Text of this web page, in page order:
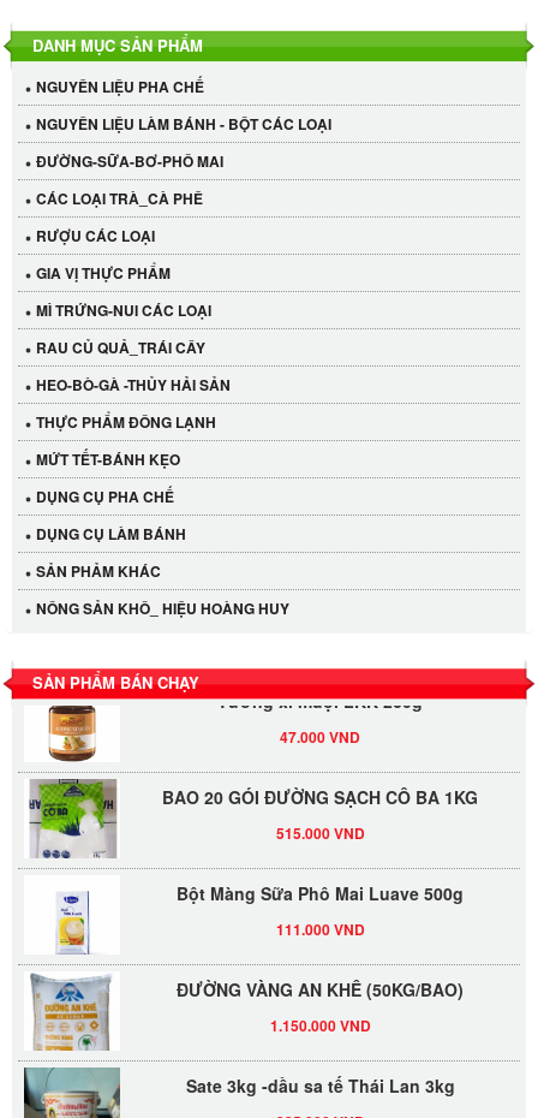
DANH MỤC SẢN PHẨM
NGUYÊN LIỆU PHA CHẾ
NGUYÊN LIỆU LÀM BÁNH - BỘT CÁC LOẠI
ĐƯỜNG-SỮA-BƠ-PHÔ MAI
CÁC LOẠI TRÀ_CÀ PHÊ
RƯỢU CÁC LOẠI
GIA VỊ THỰC PHẨM
MÌ TRỨNG-NUI CÁC LOẠI
RAU CỦ QUẢ_TRÁI CÂY
HEO-BÒ-GÀ -THỦY HẢI SẢN
THỰC PHẨM ĐÔNG LẠNH
MỨT TẾT-BÁNH KẸO
DỤNG CỤ PHA CHẾ
DỤNG CỤ LÀM BÁNH
SẢN PHẢM KHÁC
NÔNG SẢN KHÔ_ HIỆU HOÀNG HUY
SẢN PHẨM BÁN CHẠY
LỐC 12 HỦ Tương xí muội LKK 260g
Tương xí muội LKK 260g
BAO 20 GÓI ĐƯỜNG SẠCH CÔ BA 1KG
ĐƯỜNG VÀNG AN KHÊ (50KG/BAO)
Sate 3kg -dầu sa tế Thái Lan 3kg